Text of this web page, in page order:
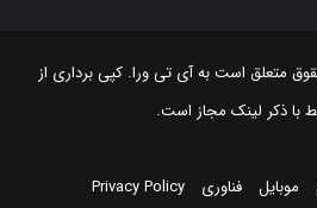
آی تی ورا. کپی برداری از
با ذکر لینک مجاز است.
موبایل فناوری Privacy Policy